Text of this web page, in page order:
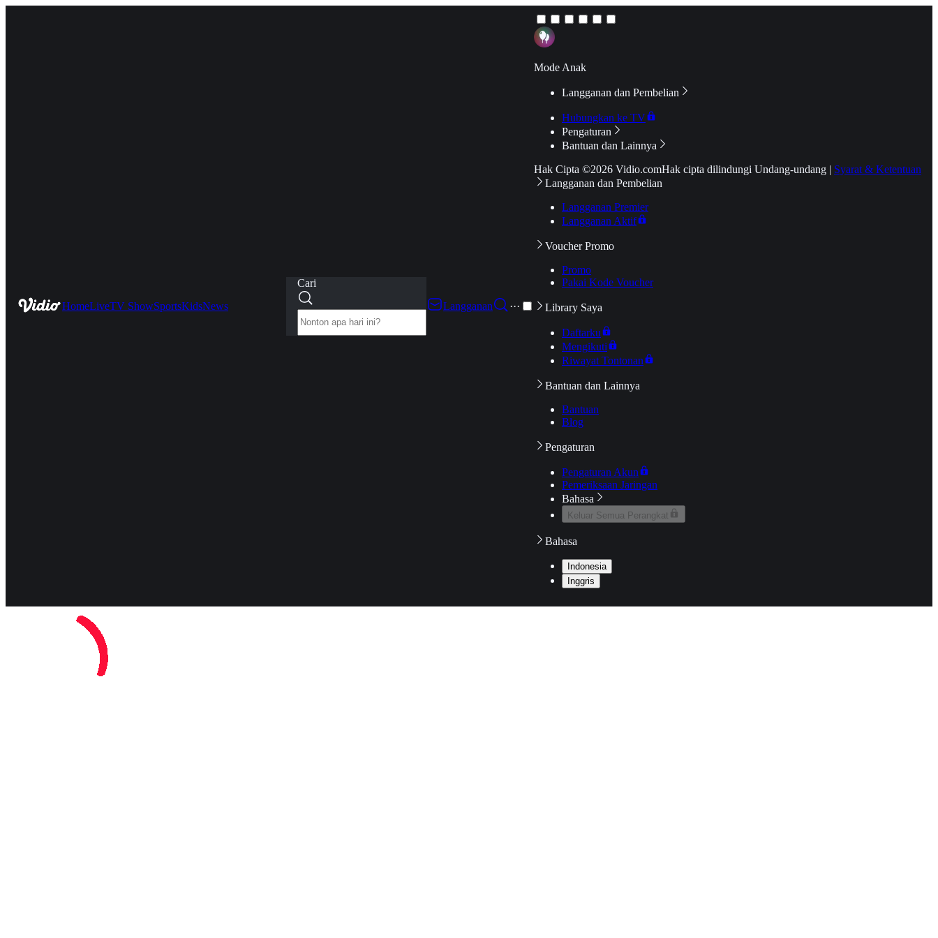
HomeLiveTV ShowSportsKidsNews
Cari
Langganan
···
Mode Anak
Langganan dan Pembelian
Hubungkan ke TV
Pengaturan
Bantuan dan Lainnya
Hak Cipta ©2026 Vidio.comHak cipta dilindungi Undang-undang | Syarat & Ketentuan
Langganan dan Pembelian
Langganan Premier
Langganan Aktif
Voucher Promo
Promo
Pakai Kode Voucher
Library Saya
Daftarku
Mengikuti
Riwayat Tontonan
Bantuan dan Lainnya
Bantuan
Blog
Pengaturan
Pengaturan Akun
Pemeriksaan Jaringan
Bahasa
Keluar Semua Perangkat
Bahasa
Indonesia
Inggris